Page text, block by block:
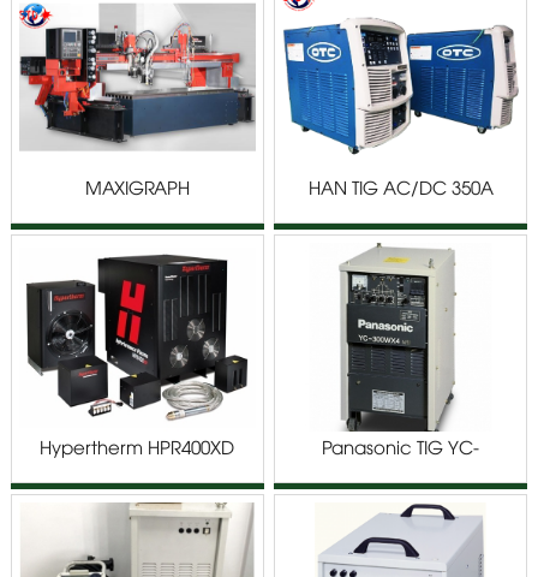
MAXIGRAPH
HÀN TIG AC/DC 350A
Hypertherm HPR400XD
Panasonic TIG YC-